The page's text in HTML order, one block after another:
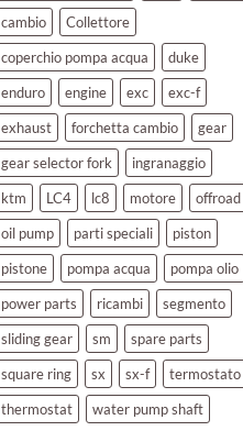
cambio
Collettore
coperchio pompa acqua
duke
enduro
engine exc
exc-f
exhaust
forchetta cambio
gear
gear selector fork
ingranaggio
ktm
LC4 lc8 motore
offroad
oil pump
parti speciali
piston
pistone
pompa acqua
pompa olio
power parts
ricambi
segmento
sliding gear
sm
spare parts
square ring
sx sx-f
termostato
thermostat
water pump shaft